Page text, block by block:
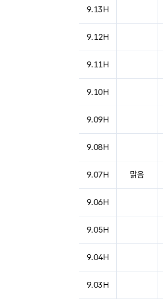
9.13H
9.12H
9.11H
9.10H
9.09H
9.08H
9.07H 맑음
9.06H
9.05H
9.04H
9.03H